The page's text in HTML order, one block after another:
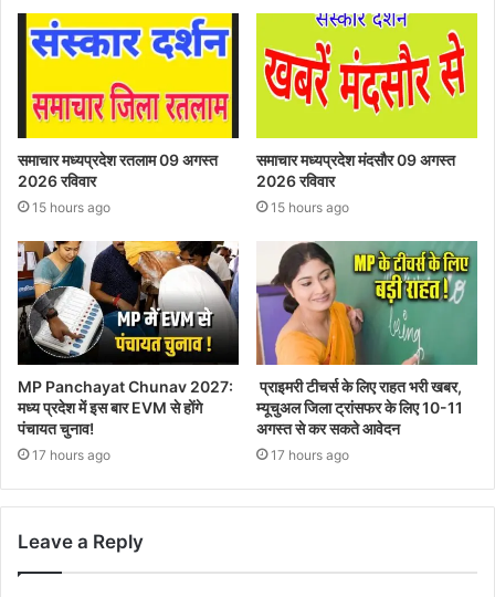
समाचार मध्यप्रदेश रतलाम 09 अगस्त
2026 रविवार
15 hours ago
समाचार मध्यप्रदेश मंदसौर 09 अगस्त
2026 रविवार
15 hours ago
MP Panchayat Chunav 2027:
मध्य प्रदेश में इस बार EVM से होंगे
पंचायत चुनाव!
17 hours ago
प्राइमरी टीचर्स के लिए राहत भरी खबर,
म्यूचुअल जिला ट्रांसफर के लिए 10-11
अगस्त से कर सकते आवेदन
17 hours ago
Leave a Reply